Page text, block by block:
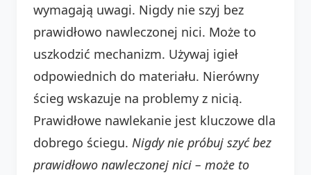
wymagają uwagi. Nigdy nie szyj bez
prawidłowo nawleczonej nici. Może to
uszkodzić mechanizm. Używaj igieł
odpowiednich do materiału. Nierówny
ścieg wskazuje na problemy z nicią.
Prawidłowe nawlekanie jest kluczowe dla
dobrego ściegu. Nigdy nie próbuj szyć bez
prawidłowo nawleczonej nici – może to